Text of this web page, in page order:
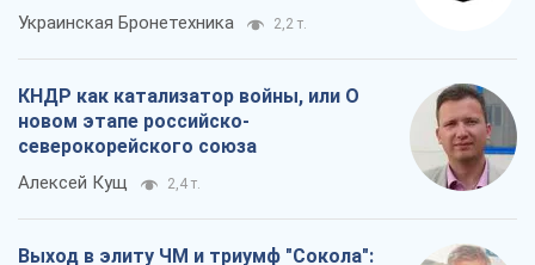
Украинская Бронетехника 2,2 т.
КНДР как катализатор войны, или О
новом этапе российско-
северокорейского союза
Алексей Кущ 2,4 т.
Выход в элиту ЧМ и триумф "Сокола":